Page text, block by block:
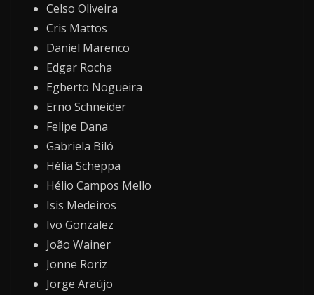
Celso Oliveira
Cris Mattos
Daniel Marenco
Edgar Rocha
Egberto Nogueira
Erno Schneider
Felipe Dana
Gabriela Biló
Hélia Scheppa
Hélio Campos Mello
Isis Medeiros
Ivo Gonzalez
João Wainer
Jonne Roriz
Jorge Araújo